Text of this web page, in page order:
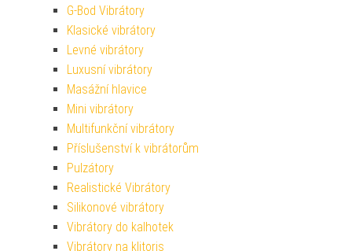
G-Bod Vibrátory
Klasické vibrátory
Levné vibrátory
Luxusní vibrátory
Masážní hlavice
Mini vibrátory
Multifunkční vibrátory
Příslušenství k vibrátorům
Pulzátory
Realistické Vibrátory
Silikonové vibrátory
Vibrátory do kalhotek
Vibrátory na klitoris